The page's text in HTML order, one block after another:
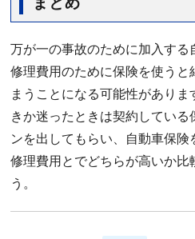
万が一の事故のために加入す
修理費用のために保険を使うと
まうことになる可能性があり
きか迷ったときは契約している
ンを出してもらい、自動車保険
修理費用とでどちらが高いか比
う。